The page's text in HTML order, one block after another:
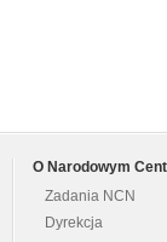
O Narodowym
Zadania NCN
Dyrekcja